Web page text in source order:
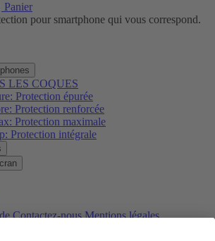
Panier
pour smartphone qui vous correspond.
LES COQUES
Protection épurée
Protection renforcée
Protection maximale
Protection intégrale
Contactez‑nous Mentions légales